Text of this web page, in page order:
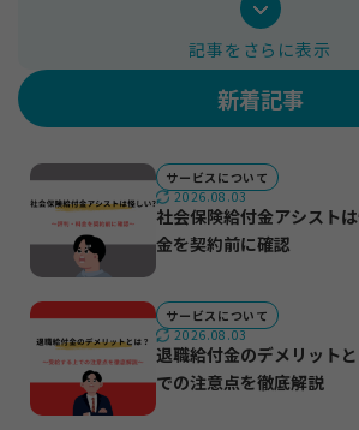
記事をさらに表示
新着記事
サービスについて
2026.08.03
社会保険給付金アシスト
金を契約前に確認
サービスについて
2026.08.03
退職給付金のデメリット
での注意点を徹底解説